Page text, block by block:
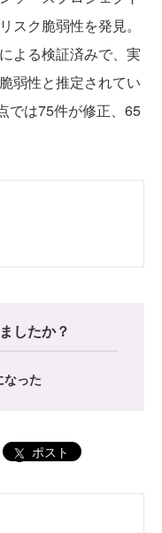
スク脆弱性を発見。
よる検証済みで、実
弱性と推定されてい
では75件が修正、65
したか？
なった
ポスト